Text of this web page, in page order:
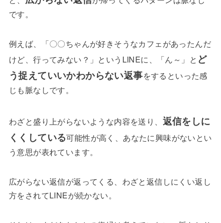
です。
例えば、「〇〇ちゃんが好きそうなカフェがあったんだ
けど、行ってみない？」というLINEに、「ん～」と ど
う捉えていいかわからない返事をするといった感
じも脈なしです。
わざと盛り上がらないような内容を送り、 返信をしに
くくしている可能性が高く、あなたに興味がないとい
う意思が表れています。
広がらない返信が返ってくる、わざと返信しにくい返し
方をされてLINEが続かない。